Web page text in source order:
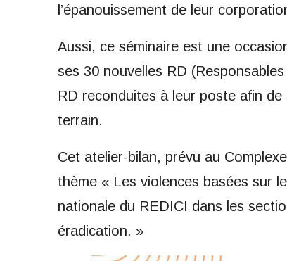
l’épanouissement de leur
Aussi, ce séminaire est une
ses 30 nouvelles RD
RD reconduites à leur poste afin
terrain.
Cet atelier-bilan, prévu au
thème « Les violences basées sur
nationale du REDICI dans les
éradication. »